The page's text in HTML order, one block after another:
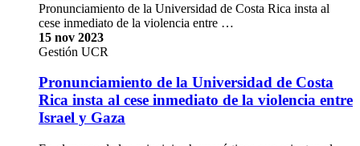
Pronunciamiento de la Universidad de Costa Rica insta al
cese inmediato de la violencia entre …
15 nov 2023
Gestión UCR
Pronunciamiento de la Universidad de Costa
Rica insta al cese inmediato de la violencia entre
Israel y Gaza